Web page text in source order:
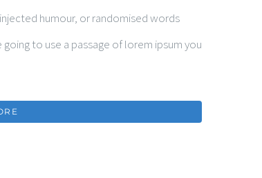
humour, or randomised words
to use a passage of lorem ipsum you